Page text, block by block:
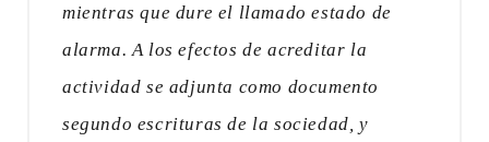
mientras que dure el llamado estado de
alarma. A los efectos de acreditar la
actividad se adjunta como documento
segundo escrituras de la sociedad, y